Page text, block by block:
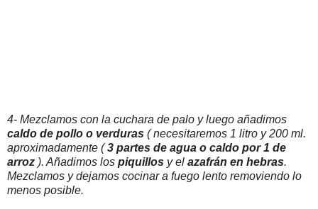
4- Mezclamos con la cuchara de palo y luego añadimos
caldo de pollo o verduras ( necesitaremos 1 litro y 200 ml.
aproximadamente (3 partes de agua o caldo por 1 de
arroz ). Añadimos los piquillos y el azafrán en hebras.
Mezclamos y dejamos cocinar a fuego lento removiendo lo
menos posible.